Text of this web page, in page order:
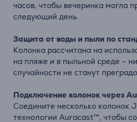
часов, чтобы вечеринка могла
следующий день.
Защита от воды и пыли по
Колонка рассчитана на
на пляже и в пыльной среде –
случайности не станут
Подключение колонок через
Соедините несколько колонок
технологии Auracast™, чтобы